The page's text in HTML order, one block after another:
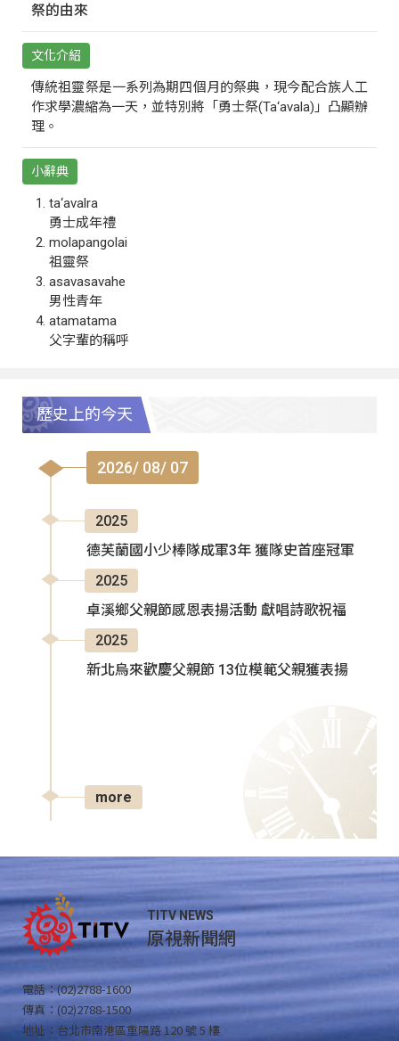
祭的由來
文化介紹
傳統祖靈祭是一系列為期四個月的祭典，現今配合族人工
作求學濃縮為一天，並特別將「勇士祭(Ta‘avala)」凸顯辦
理。
小辭典
ta‘avalra
勇士成年禮
molapangolai
祖靈祭
asavasavahe
男性青年
atamatama
父字輩的稱呼
歷史上的今天
2026/ 08/ 07
2025
德芙蘭國小少棒隊成軍3年 獲隊史首座冠軍
2025
卓溪鄉父親節感恩表揚活動 獻唱詩歌祝福
2025
新北烏來歡慶父親節 13位模範父親獲表揚
more
TITV NEWS
原視新聞網
電話：(02)2788-1600
傳真：(02)2788-1500
地址：台北市南港區重陽路 120 號 5 樓